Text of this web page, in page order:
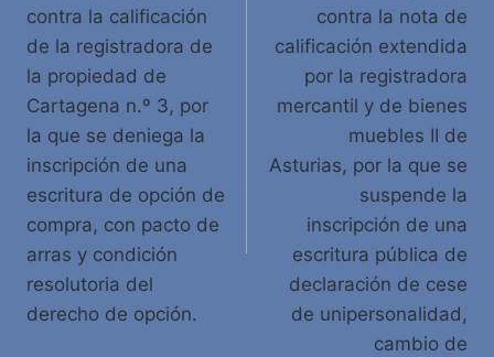
contra la calificación
de la registradora de
la propiedad de
Cartagena n.º 3, por
la que se deniega la
inscripción de una
escritura de opción de
compra, con pacto de
arras y condición
resolutoria del
derecho de opción.
contra la nota de
calificación extendida
por la registradora
mercantil y de bienes
muebles II de
Asturias, por la que se
suspende la
inscripción de una
escritura pública de
declaración de cese
de unipersonalidad,
cambio de